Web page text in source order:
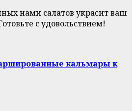
нами салатов украсит ваш
с удовольствием!
кальмары к